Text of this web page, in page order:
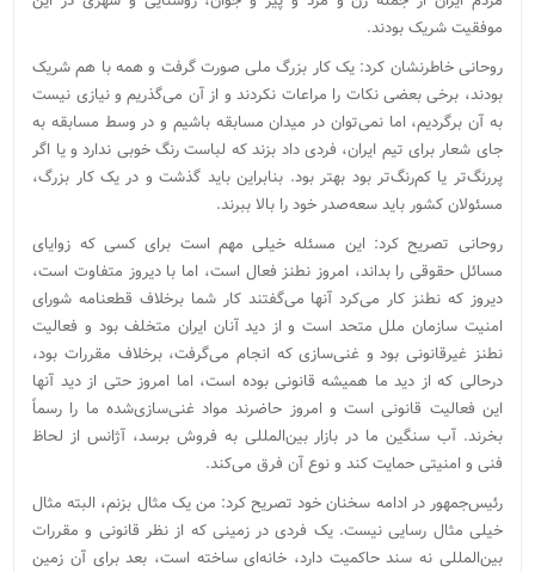
موفقیت شریک بودند.
روحانی خاطرنشان کرد: یک کار بزرگ ملی صورت گرفت و همه با هم شریک
بودند، برخی بعضی نکات را مراعات نکردند و از آن می‌گذریم و نیازی نیست
به آن برگردیم، اما نمی‌توان در میدان مسابقه باشیم و در وسط مسابقه به
جای شعار برای تیم ایران، فردی داد بزند که لباست رنگ خوبی ندارد و یا اگر
پررنگ‌تر یا کم‌رنگ‌تر بود بهتر بود. بنابراین باید گذشت و در یک کار بزرگ،
مسئولان کشور باید سعه‌صدر خود را بالا ببرند.
روحانی تصریح کرد: این مسئله خیلی مهم است برای کسی که زوایای
مسائل حقوقی را بداند، امروز نطنز فعال است، اما با دیروز متفاوت است،
دیروز که نطنز کار می‌کرد آنها می‌گفتند کار شما برخلاف قطعنامه شورای
امنیت سازمان ملل متحد است و از دید آنان ایران متخلف بود و فعالیت
نطنز غیرقانونی بود و غنی‌سازی که انجام می‌گرفت، برخلاف مقررات بود،
درحالی که از دید ما همیشه قانونی بوده است، اما امروز حتی از دید آنها
این فعالیت قانونی است و امروز حاضرند مواد غنی‌سازی‌شده ما را رسماً
بخرند. آب سنگین ما در بازار بین‌المللی به فروش برسد، آژانس از لحاظ
فنی و امنیتی حمایت کند و نوع آن فرق می‌کند.
رئیس‌جمهور در ادامه سخنان خود تصریح کرد: من یک مثال بزنم، البته مثال
خیلی مثال رسایی نیست. یک فردی در زمینی که از نظر قانونی و مقررات
بین‌المللی نه سند حاکمیت دارد، خانه‌ای ساخته است، بعد برای آن زمین